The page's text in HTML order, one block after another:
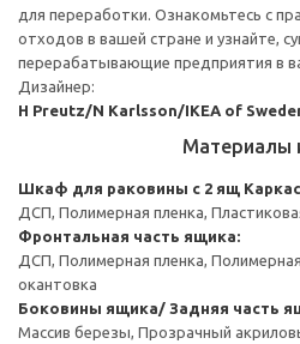
для переработки. Ознакомьтесь с
отходов в вашей стране и узнайте,
перерабатывающие предприятия в
Дизайнер:
H Preutz/N Karlsson/IKEA of
Материалы
Шкаф для раковины с 2 ящ
ДСП, Полимерная пленка,
Фронтальная часть ящика:
ДСП, Полимерная пленка,
окантовка
Боковины ящика/ Задняя часть
Массив березы, Прозрачный